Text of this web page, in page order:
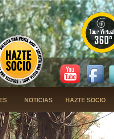
NOTICIAS HAZTE SOCIO